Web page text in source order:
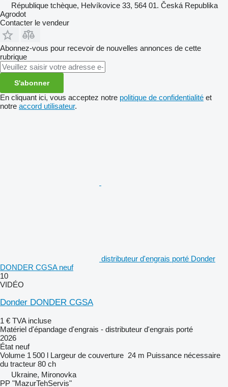
République tchèque, Helvíkovice 33, 564 01. Česká Republika
Agrodot
Contacter le vendeur
Abonnez-vous pour recevoir de nouvelles annonces de cette
rubrique
S'abonner
En cliquant ici, vous acceptez notre politique de confidentialité et
notre accord utilisateur.
distributeur d'engrais porté Donder
DONDER CGSA neuf
10
VIDÉO
Donder DONDER CGSA
1 € TVA incluse
Matériel d'épandage d'engrais - distributeur d'engrais porté
2026
État neuf
Volume 1 500 l Largeur de couverture 24 m Puissance nécessaire
du tracteur 80 ch
Ukraine, Mironovka
PP "MazurTehServis"